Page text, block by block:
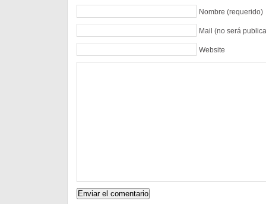
Nombre (requerido)
Mail (no será
Website